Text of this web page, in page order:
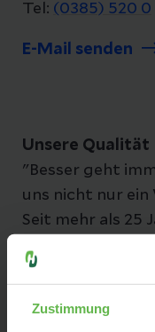
Zustimmung
Tel: (0385) 520 0
E-Mail senden
Unsere Qualität
"Besser geht
uns nicht nur ein
Seit mehr als 25
optimieren wir
bestmöglich
Zu unseren